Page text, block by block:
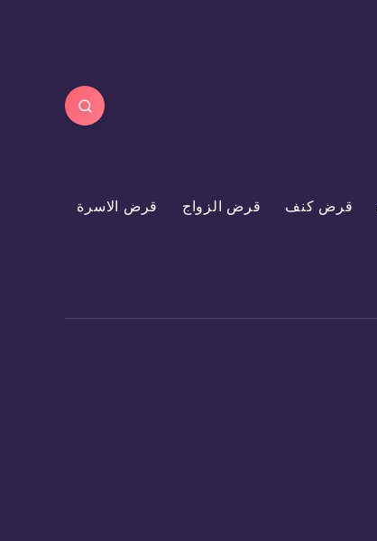
قرض كنف قرض الزواج قرض الاسرة